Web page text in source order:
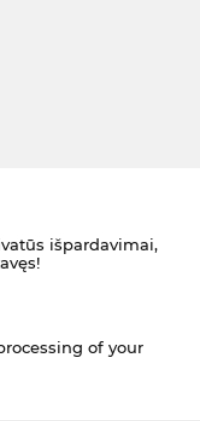
išpardavimai,
of your